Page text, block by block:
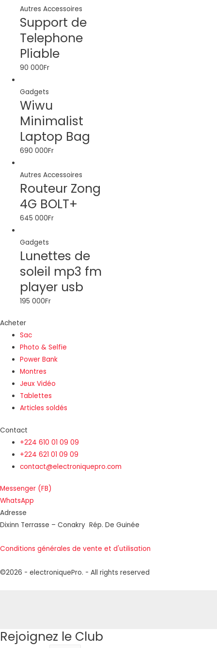
Autres Accessoires
Support de
Telephone
Pliable
90 000Fr
Gadgets
Wiwu
Minimalist
Laptop Bag
690 000Fr
Autres Accessoires
Routeur Zong
4G BOLT+
645 000Fr
Gadgets
Lunettes de
soleil mp3 fm
player usb
195 000Fr
Acheter
Sac
Photo & Selfie
Power Bank
Montres
Jeux Vidéo
Tablettes
Articles soldés
Contact
+224 610 01 09 09
+224 621 01 09 09
contact@electroniquepro.com
Messenger (FB)
WhatsApp
Adresse
Dixinn Terrasse – Conakry Rép. De Guinée
Conditions générales de vente et d'utilisation
©2026 - electroniquePro. - All rights reserved
Rejoignez le Club